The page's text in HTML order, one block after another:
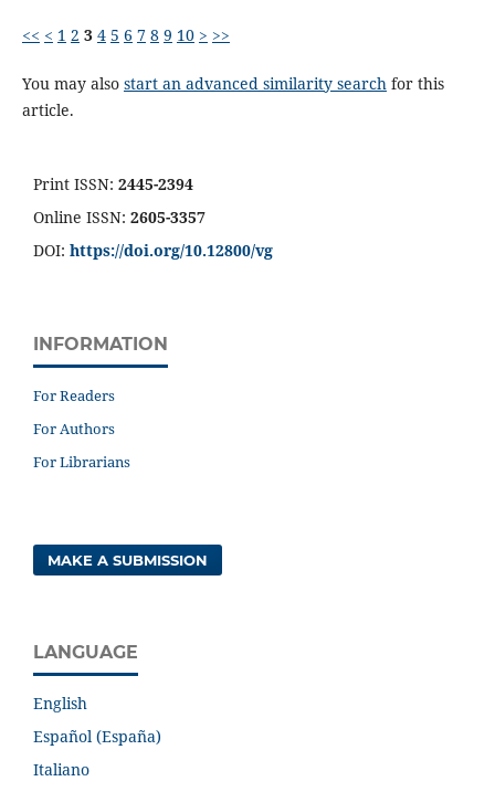
<< < 1 2 3 4 5 6 7 8 9 10 > >>
You may also start an advanced similarity searchfor this
article.
Print ISSN: 2445-2394
Online ISSN: 2605-3357
DOI: https://doi.org/10.12800/vg
INFORMATION
For Readers
For Authors
For Librarians
MAKE A SUBMISSION
LANGUAGE
English
Español (España)
Italiano